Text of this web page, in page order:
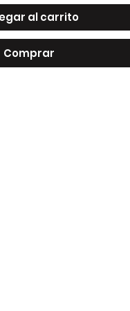
al carrito
Comprar